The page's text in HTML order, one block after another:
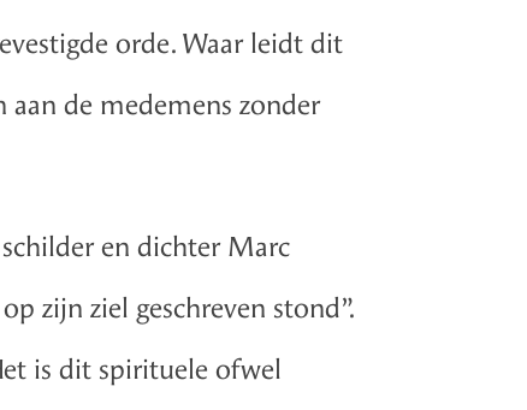
orde. Waar leidt dit
de medemens zonder
en dichter Marc
zijn ziel geschreven stond”.
is dit spirituele ofwel